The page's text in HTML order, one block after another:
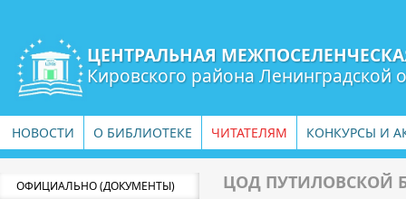
ЦЕНТРАЛЬНАЯ
Кировского района Ленинградской
НОВОСТИ О БИБЛИОТЕКЕ ЧИТАТЕЛЯМ КОНКУРСЫ И
ОФИЦИАЛЬНО (ДОКУМЕНТЫ)
ЦОД ПУТИЛОВСКОЙ